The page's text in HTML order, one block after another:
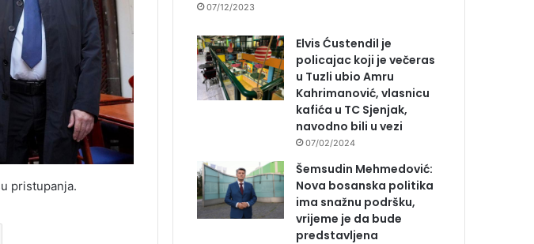
pristupanja.
07/12/2023
Elvis Ćustendil je
policajac koji je večeras
u Tuzli ubio Amru
Kahrimanović, vlasnicu
kafića u TC Sjenjak,
navodno bili u vezi
07/02/2024
Šemsudin Mehmedović:
Nova bosanska politika
ima snažnu podršku,
vrijeme je da bude
predstavljena